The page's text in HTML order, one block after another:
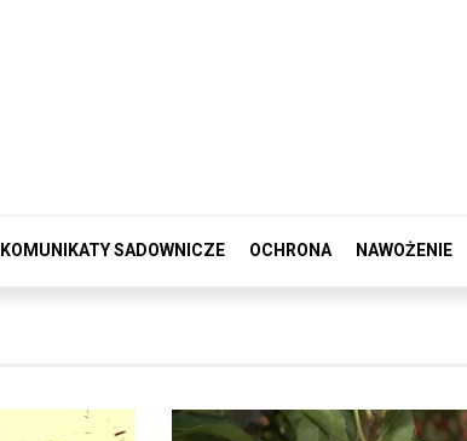
KOMUNIKATY SADOWNICZE OCHRONA NAWOŻENIE